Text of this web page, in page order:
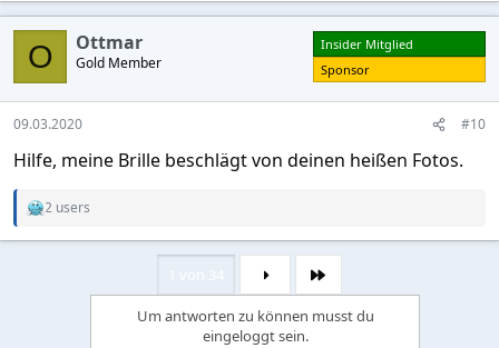
a
c
o
n
s
O Ottmar
Gold Member
Insider Mitglied
Sponsor
09.03.2020 #10
Hilfe, meine Brille beschlägt von deinen heißen Fotos.
R
2 users
Letzte
Um antworten zu können musst du
eingeloggt sein.